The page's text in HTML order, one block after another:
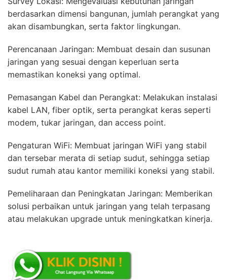
berdasarkan dimensi bangunan, jumlah perangkat yang
akan disambungkan, serta faktor lingkungan.
Perencanaan Jaringan: Membuat desain dan susunan
jaringan yang sesuai dengan keperluan serta
memastikan koneksi yang optimal.
Pemasangan Kabel dan Perangkat: Melakukan instalasi
kabel LAN, fiber optik, serta perangkat keras seperti
modem, tukar jaringan, dan access point.
Pengaturan WiFi: Membuat jaringan WiFi yang stabil
dan tersebar merata di setiap sudut, sehingga setiap
sudut rumah atau kantor memiliki koneksi yang stabil.
Pemeliharaan dan Peningkatan Jaringan: Memberikan
solusi perbaikan untuk jaringan yang telah terpasang
atau melakukan upgrade untuk meningkatkan kinerja.